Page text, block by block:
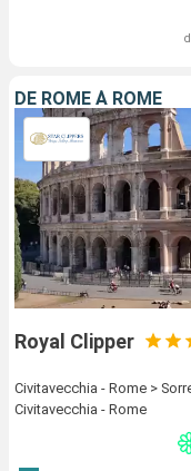
DE ROME À ROME
Royal Clipper
Civitavecchia - Rome >
Civitavecchia - Rome